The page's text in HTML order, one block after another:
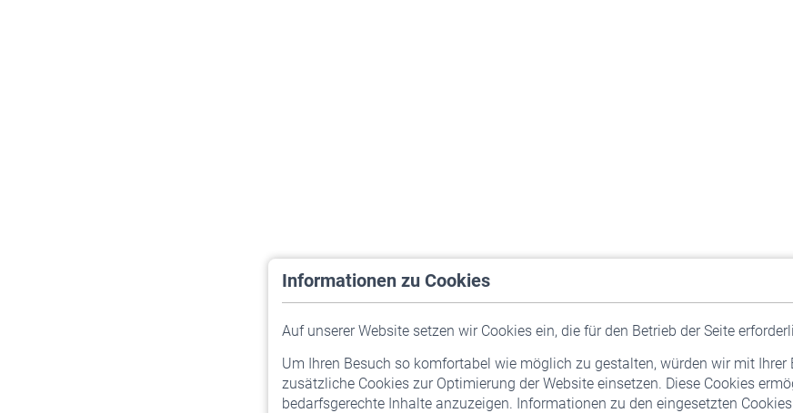
Informationen zu Cookies
Auf unserer Website setzen wir Cookies ein, die für den Betrieb der Seite
Um Ihren Besuch so komfortabel wie möglich zu gestalten, würden wir mit Ihrer
zusätzliche Cookies zur Optimierung der Website einsetzen. Diese Cookies
bedarfsgerechte Inhalte anzuzeigen. Informationen zu den eingesetzten